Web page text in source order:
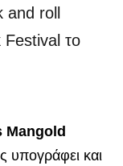
roll
Festival το
Mangold
υπογράφει και